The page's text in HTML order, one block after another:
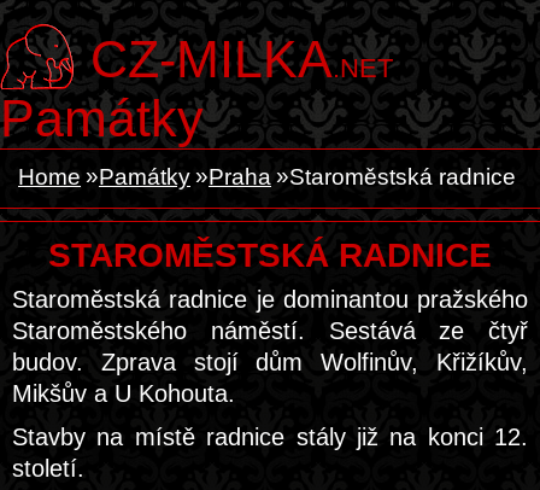
CZ-MILKA.NET
Památky
Home Památky Praha Staroměstská radnice
STAROMĚSTSKÁ RADNICE
Staroměstská radnice je dominantou pražského
Staroměstského náměstí. Sestává ze čtyř
budov. Zprava stojí dům Wolfinův, Křižíkův,
Mikšův a U Kohouta.
Stavby na místě radnice stály již na konci 12.
století.